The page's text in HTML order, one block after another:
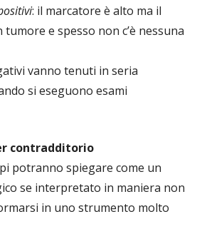
: il marcatore è alto ma il
e spesso non c’è nessuna
vanno tenuti in seria
si eseguono esami
contradditorio
potranno spiegare come un
se interpretato in maniera non
in uno strumento molto